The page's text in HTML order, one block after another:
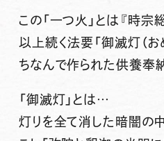
この「一つ火」とは『時
以上続く法要「御滅灯（お
ちなんで作られた供養奉
「御滅灯」とは…
灯りを全て消した暗闇の